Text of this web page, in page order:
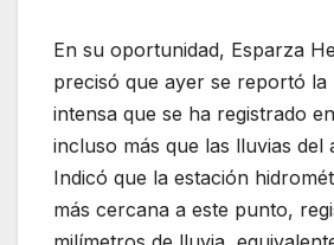
En su oportunidad, Esparza
precisó que ayer se reportó la
intensa que se ha registrado
incluso más que las lluvias del
Indicó que la estación
más cercana a este punto,